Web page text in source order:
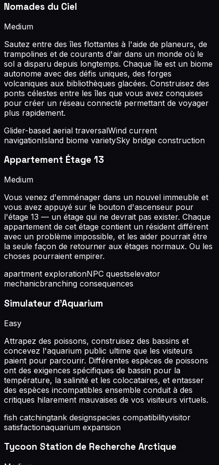
Nomades du Ciel
Medium
Sautez entre des îles flottantes à l'aide de planeurs, de
trampolines et de courants d'air dans un monde où le
sol a disparu depuis longtemps. Chaque île est un biome
autonome avec des défis uniques, des forges
volcaniques aux bibliothèques glacées. Construisez des
ponts célestes entre les îles que vous avez conquises
pour créer un réseau connecté permettant de voyager
plus rapidement.
Glider-based aerial traversalWind current
navigationIsland biome varietySky bridge construction
Appartement Étage 13
Medium
Vous venez d'emménager dans un nouvel immeuble et
vous avez appuyé sur le bouton d'ascenseur pour
l'étage 13 — un étage qui ne devrait pas exister. Chaque
appartement de cet étage contient un résident différent
avec un problème impossible, et les aider pourrait être
la seule façon de retourner aux étages normaux. Ou les
choses pourraient empirer.
apartment explorationNPC questselevator
mechanicbranching consequences
Simulateur d'Aquarium
Easy
Attrapez des poissons, construisez des bassins et
concevez l'aquarium public ultime que les visiteurs
paient pour parcourir. Différentes espèces de poissons
ont des exigences spécifiques de bassin pour la
température, la salinité et les colocataires, et entasser
des espèces incompatibles ensemble conduit à des
critiques hilarement mauvaises de vos visiteurs virtuels.
fish catchingtank designspecies compatibilityvisitor
satisfactionaquarium expansion
Tycoon Station de Recherche Arctique